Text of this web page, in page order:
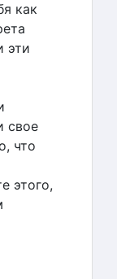
как
эти
свое
что
этого,